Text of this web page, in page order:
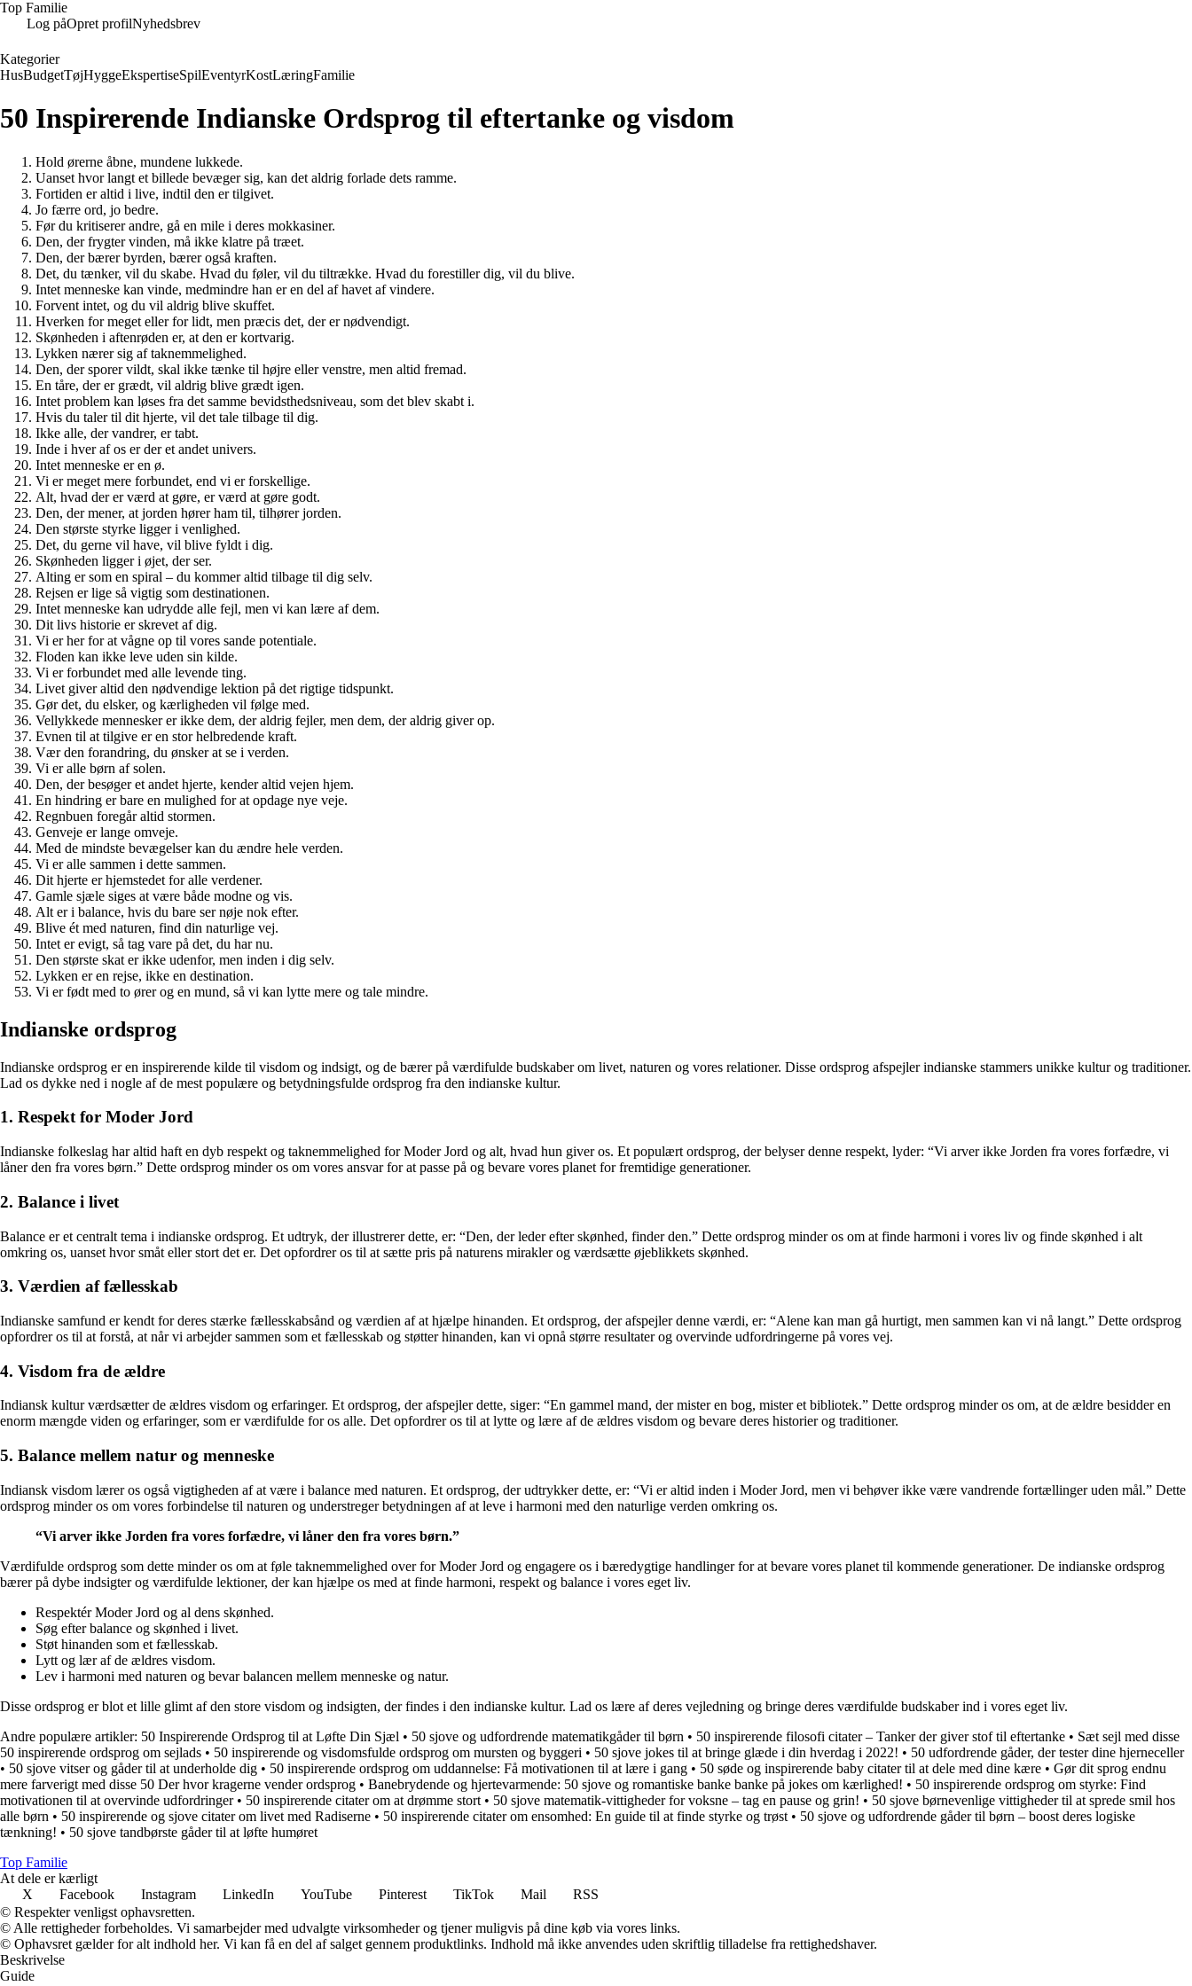
Top Familie
Log påOpret profilNyhedsbrev
Kategorier
HusBudgetTøjHyggeEkspertiseSpilEventyrKostLæringFamilie
50 Inspirerende Indianske Ordsprog til eftertanke og visdom
Hold ørerne åbne, mundene lukkede.
Uanset hvor langt et billede bevæger sig, kan det aldrig forlade dets ramme.
Fortiden er altid i live, indtil den er tilgivet.
Jo færre ord, jo bedre.
Før du kritiserer andre, gå en mile i deres mokkasiner.
Den, der frygter vinden, må ikke klatre på træet.
Den, der bærer byrden, bærer også kraften.
Det, du tænker, vil du skabe. Hvad du føler, vil du tiltrække. Hvad du forestiller dig, vil du blive.
Intet menneske kan vinde, medmindre han er en del af havet af ​​vindere.
Forvent intet, og du vil aldrig blive skuffet.
Hverken for meget eller for lidt, men præcis det, der er nødvendigt.
Skønheden i aftenrøden er, at den er kortvarig.
Lykken nærer sig af taknemmelighed.
Den, der sporer vildt, skal ikke tænke til højre eller venstre, men altid fremad.
En tåre, der er grædt, vil aldrig blive grædt igen.
Intet problem kan løses fra det samme bevidsthedsniveau, som det blev skabt i.
Hvis du taler til dit hjerte, vil det tale tilbage til dig.
Ikke alle, der vandrer, er tabt.
Inde i hver af os er der et andet univers.
Intet menneske er en ø.
Vi er meget mere forbundet, end vi er forskellige.
Alt, hvad der er værd at gøre, er værd at gøre godt.
Den, der mener, at jorden hører ham til, tilhører jorden.
Den største styrke ligger i venlighed.
Det, du gerne vil have, vil blive fyldt i dig.
Skønheden ligger i øjet, der ser.
Alting er som en spiral – du kommer altid tilbage til dig selv.
Rejsen er lige så vigtig som destinationen.
Intet menneske kan udrydde alle fejl, men vi kan lære af dem.
Dit livs historie er skrevet af dig.
Vi er her for at vågne op til vores sande potentiale.
Floden kan ikke leve uden sin kilde.
Vi er forbundet med alle levende ting.
Livet giver altid den nødvendige lektion på det rigtige tidspunkt.
Gør det, du elsker, og kærligheden vil følge med.
Vellykkede mennesker er ikke dem, der aldrig fejler, men dem, der aldrig giver op.
Evnen til at tilgive er en stor helbredende kraft.
Vær den forandring, du ønsker at se i verden.
Vi er alle børn af solen.
Den, der besøger et andet hjerte, kender altid vejen hjem.
En hindring er bare en mulighed for at opdage nye veje.
Regnbuen foregår altid stormen.
Genveje er lange omveje.
Med de mindste bevægelser kan du ændre hele verden.
Vi er alle sammen i dette sammen.
Dit hjerte er hjemstedet for alle verdener.
Gamle sjæle siges at være både modne og vis.
Alt er i balance, hvis du bare ser nøje nok efter.
Blive ét med naturen, find din naturlige vej.
Intet er evigt, så tag vare på det, du har nu.
Den største skat er ikke udenfor, men inden i dig selv.
Lykken er en rejse, ikke en destination.
Vi er født med to ører og en mund, så vi kan lytte mere og tale mindre.
Indianske ordsprog
Indianske ordsprog er en inspirerende kilde til visdom og indsigt, og de bærer på værdifulde budskaber om livet, naturen og vores relationer. Disse ordsprog afspejler indianske stammers unikke kultur og traditioner.
Lad os dykke ned i nogle af de mest populære og betydningsfulde ordsprog fra den indianske kultur.
1. Respekt for Moder Jord
Indianske folkeslag har altid haft en dyb respekt og taknemmelighed for Moder Jord og alt, hvad hun giver os. Et populært ordsprog, der belyser denne respekt, lyder: “Vi arver ikke Jorden fra vores forfædre, vi
låner den fra vores børn.” Dette ordsprog minder os om vores ansvar for at passe på og bevare vores planet for fremtidige generationer.
2. Balance i livet
Balance er et centralt tema i indianske ordsprog. Et udtryk, der illustrerer dette, er: “Den, der leder efter skønhed, finder den.” Dette ordsprog minder os om at finde harmoni i vores liv og finde skønhed i alt
omkring os, uanset hvor småt eller stort det er. Det opfordrer os til at sætte pris på naturens mirakler og værdsætte øjeblikkets skønhed.
3. Værdien af fællesskab
Indianske samfund er kendt for deres stærke fællesskabsånd og værdien af at hjælpe hinanden. Et ordsprog, der afspejler denne værdi, er: “Alene kan man gå hurtigt, men sammen kan vi nå langt.” Dette ordsprog
opfordrer os til at forstå, at når vi arbejder sammen som et fællesskab og støtter hinanden, kan vi opnå større resultater og overvinde udfordringerne på vores vej.
4. Visdom fra de ældre
Indiansk kultur værdsætter de ældres visdom og erfaringer. Et ordsprog, der afspejler dette, siger: “En gammel mand, der mister en bog, mister et bibliotek.” Dette ordsprog minder os om, at de ældre besidder en
enorm mængde viden og erfaringer, som er værdifulde for os alle. Det opfordrer os til at lytte og lære af de ældres visdom og bevare deres historier og traditioner.
5. Balance mellem natur og menneske
Indiansk visdom lærer os også vigtigheden af at være i balance med naturen. Et ordsprog, der udtrykker dette, er: “Vi er altid inden i Moder Jord, men vi behøver ikke være vandrende fortællinger uden mål.” Dette
ordsprog minder os om vores forbindelse til naturen og understreger betydningen af at leve i harmoni med den naturlige verden omkring os.
“Vi arver ikke Jorden fra vores forfædre, vi låner den fra vores børn.”
Værdifulde ordsprog som dette minder os om at føle taknemmelighed over for Moder Jord og engagere os i bæredygtige handlinger for at bevare vores planet til kommende generationer. De indianske ordsprog
bærer på dybe indsigter og værdifulde lektioner, der kan hjælpe os med at finde harmoni, respekt og balance i vores eget liv.
Respektér Moder Jord og al dens skønhed.
Søg efter balance og skønhed i livet.
Støt hinanden som et fællesskab.
Lytt og lær af de ældres visdom.
Lev i harmoni med naturen og bevar balancen mellem menneske og natur.
Disse ordsprog er blot et lille glimt af den store visdom og indsigten, der findes i den indianske kultur. Lad os lære af deres vejledning og bringe deres værdifulde budskaber ind i vores eget liv.
Andre populære artikler: 50 Inspirerende Ordsprog til at Løfte Din Sjæl • 50 sjove og udfordrende matematikgåder til børn • 50 inspirerende filosofi citater – Tanker der giver stof til eftertanke • Sæt sejl med disse
50 inspirerende ordsprog om sejlads • 50 inspirerende og visdomsfulde ordsprog om mursten og byggeri • 50 sjove jokes til at bringe glæde i din hverdag i 2022! • 50 udfordrende gåder, der tester dine hjerneceller
• 50 sjove vitser og gåder til at underholde dig • 50 inspirerende ordsprog om uddannelse: Få motivationen til at lære i gang • 50 søde og inspirerende baby citater til at dele med dine kære • Gør dit sprog endnu
mere farverigt med disse 50 Der hvor kragerne vender ordsprog • Banebrydende og hjertevarmende: 50 sjove og romantiske banke banke på jokes om kærlighed! • 50 inspirerende ordsprog om styrke: Find
motivationen til at overvinde udfordringer• 50 inspirerende citater om at drømme stort • 50 sjove matematik-vittigheder for voksne – tag en pause og grin! • 50 sjove børnevenlige vittigheder til at sprede smil hos
alle børn • 50 inspirerende og sjove citater om livet med Radiserne • 50 inspirerende citater om ensomhed: En guide til at finde styrke og trøst • 50 sjove og udfordrende gåder til børn – boost deres logiske
tænkning! • 50 sjove tandbørste gåder til at løfte humøret
Top Familie
At dele er kærligt
X
Facebook Instagram LinkedIn YouTube Pinterest TikTok Mail
RSS
© Respekter venligst ophavsretten.
© Alle rettigheder forbeholdes. Vi samarbejder med udvalgte virksomheder og tjener muligvis på dine køb via vores links.
© Ophavsret gælder for alt indhold her. Vi kan få en del af salget gennem produktlinks. Indhold må ikke anvendes uden skriftlig tilladelse fra rettighedshaver.
Beskrivelse
Guide